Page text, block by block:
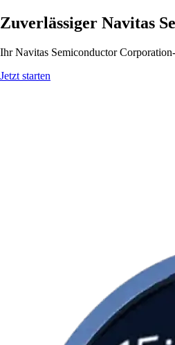
Zuverlässiger Navitas
Ihr Navitas Semiconductor
Jetzt starten